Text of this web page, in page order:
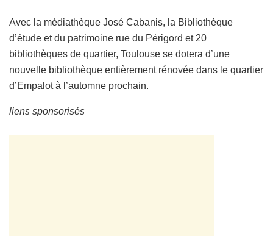
Avec la médiathèque José Cabanis, la Bibliothèque
d’étude et du patrimoine rue du Périgord et 20
bibliothèques de quartier, Toulouse se dotera d’une
nouvelle bibliothèque entièrement rénovée dans le quartier
d’Empalot à l’automne prochain.
liens sponsorisés